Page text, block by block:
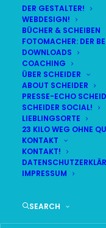
DER GESTALTER!
WEBDESIGN!
BÜCHER & SCHEIBEN
FOTOMACHER: DER
DOWNLOADS
COACHING
ÜBER SCHEIDER
ABOUT SCHEIDER
PRESSE-ECHO
SCHEIDER SOCIAL!
LIEBLINGSORTE
23 KILO WEG OHNE
KONTAKT
KONTAKT!
IMPRESSUM
SEARCH
FR
07
AUG
BR24
BR
HAUPTMENÜ
SCHEIDER